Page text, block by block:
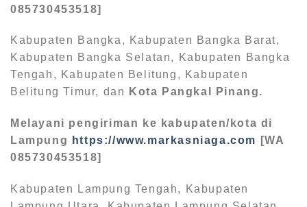
085730453518]
Kabupaten Bangka, Kabupaten Bangka Barat,
Kabupaten Bangka Selatan, Kabupaten Bangka
Tengah, Kabupaten Belitung, Kabupaten
Belitung Timur, dan
Kota Pangkal Pinang.
Melayani pengiriman ke kabupaten/kota di
Lampung
https://www.markasniaga.com
[WA
085730453518]
Kabupaten Lampung Tengah, Kabupaten